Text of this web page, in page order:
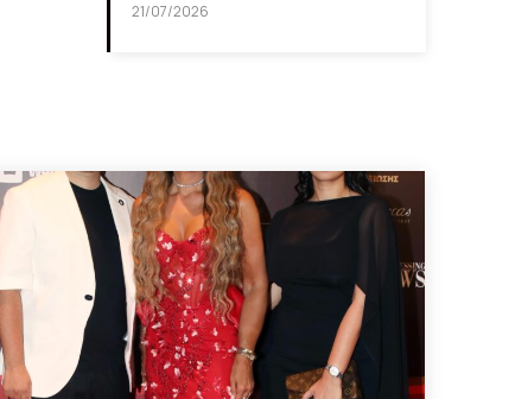
21/07/2026